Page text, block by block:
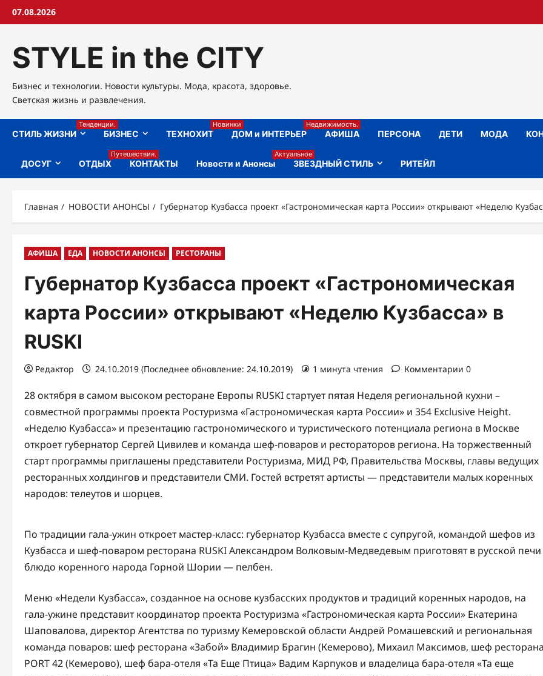
Перейти
07.08.2026
STYLE in the CITY
Бизнес и технологии. Новости культуры. Мода, красота, здоровье.
Светская жизнь и развлечения.
СТИЛЬ ЖИЗНИ
Тенденции.
БИЗНЕС ТЕХНОХИТ
Новинки
ДОМ и ИНТЕРЬЕР
Недвижимость.
АФИША ПЕРСОНА ДЕТИ МОДА
ДОСУГ ОТДЫХ
Путешествия.
КОНТАКТЫ Новости и Анонсы
Актуальное
ЗВЕЗДНЫЙ СТИЛЬ РИТЕЙЛ
Главная НОВОСТИ АНОНСЫ Губернатор Кузбасса проект «Гастрономическая карта России» открывают «Неделю
АФИША ЕДА НОВОСТИ АНОНСЫ РЕСТОРАНЫ
Губернатор Кузбасса проект «Гастрономическая
карта России» открывают «Неделю Кузбасса» в
RUSKI
Редактор 24.10.2019 (Последнее обновление: 24.10.2019) 1 минута чтения Комментарии 0
28 октября в самом высоком ресторане Европы RUSKI стартует пятая Неделя региональной кухни –
совместной программы проекта Ростуризма «Гастрономическая карта России» и 354 Exclusive Height.
«Неделю Кузбасса» и презентацию гастрономического и туристического потенциала региона в Москве
откроет губернатор Сергей Цивилев и команда шеф-поваров и рестораторов региона. На торжественный
старт программы приглашены представители Ростуризма, МИД РФ, Правительства Москвы, главы ведущих
ресторанных холдингов и представители СМИ. Гостей встретят артисты — представители малых коренных
народов: телеутов и шорцев.
По традиции гала-ужин откроет мастер-класс: губернатор Кузбасса вместе с супругой, командой шефов из
Кузбасса и шеф-поваром ресторана RUSKI Александром Волковым-Медведевым приготовят в русской печи
блюдо коренного народа Горной Шории — пелбен.
Меню «Недели Кузбасса», созданное на основе кузбасских продуктов и традиций коренных народов, на
гала-ужине представит координатор проекта Ростуризма «Гастрономическая карта России» Екатерина
Шаповалова, директор Агентства по туризму Кемеровской области Андрей Ромашевский и региональная
команда поваров: шеф ресторана «Забой» Владимир Брагин (Кемерово), Михаил Максимов, шеф
PORT 42 (Кемерово), шеф бара-отеля «Та Еще Птица» Вадим Карпуков и владелица бара-отеля «Та еще